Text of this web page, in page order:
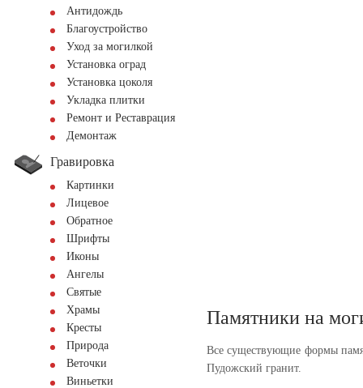
Антидождь
Благоустройство
Уход за могилкой
Установка оград
Установка цоколя
Укладка плитки
Ремонт и Реставрация
Демонтаж
Гравировка
Картинки
Лицевое
Обратное
Шрифты
Иконы
Ангелы
Святые
Храмы
Кресты
Природа
Веточки
Виньетки
Памятники на
Все существующие формы
Пудожский гранит.